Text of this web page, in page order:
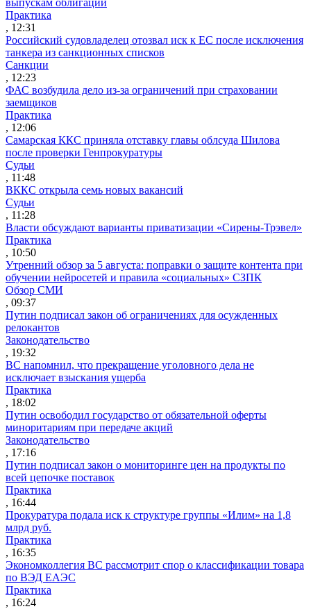
Практика
, 12:31
Российский судовладелец отозвал иск к ЕС после исключения
танкера из санкционных списков
Санкции
, 12:23
ФАС возбудила дело из-за ограничений при страховании
заемщиков
Практика
, 12:06
Самарская ККС приняла отставку главы облсуда Шилова
после проверки Генпрокуратуры
Судьи
, 11:48
ВККС открыла семь новых вакансий
Судьи
, 11:28
Власти обсуждают варианты приватизации «Сирены-Трэвел»
Практика
, 10:50
Утренний обзор за 5 августа: поправки о защите контента при
обучении нейросетей и правила «социальных» СЗПК
Обзор СМИ
, 09:37
Путин подписал закон об ограничениях для осужденных
релокантов
Законодательство
, 19:32
ВС напомнил, что прекращение уголовного дела не
исключает взыскания ущерба
Практика
, 18:02
Путин освободил государство от обязательной оферты
миноритариям при передаче акций
Законодательство
, 17:16
Путин подписал закон о мониторинге цен на продукты по
всей цепочке поставок
Практика
, 16:44
Прокуратура подала иск к структуре группы «Илим» на 1,8
млрд руб.
Практика
, 16:35
Экономколлегия ВС рассмотрит спор о классификации товара
по ВЭД ЕАЭС
Практика
, 16:24